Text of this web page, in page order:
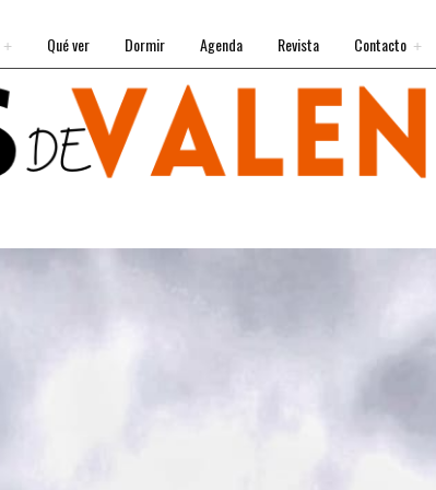
Qué ver Dormir Agenda Revista Contacto